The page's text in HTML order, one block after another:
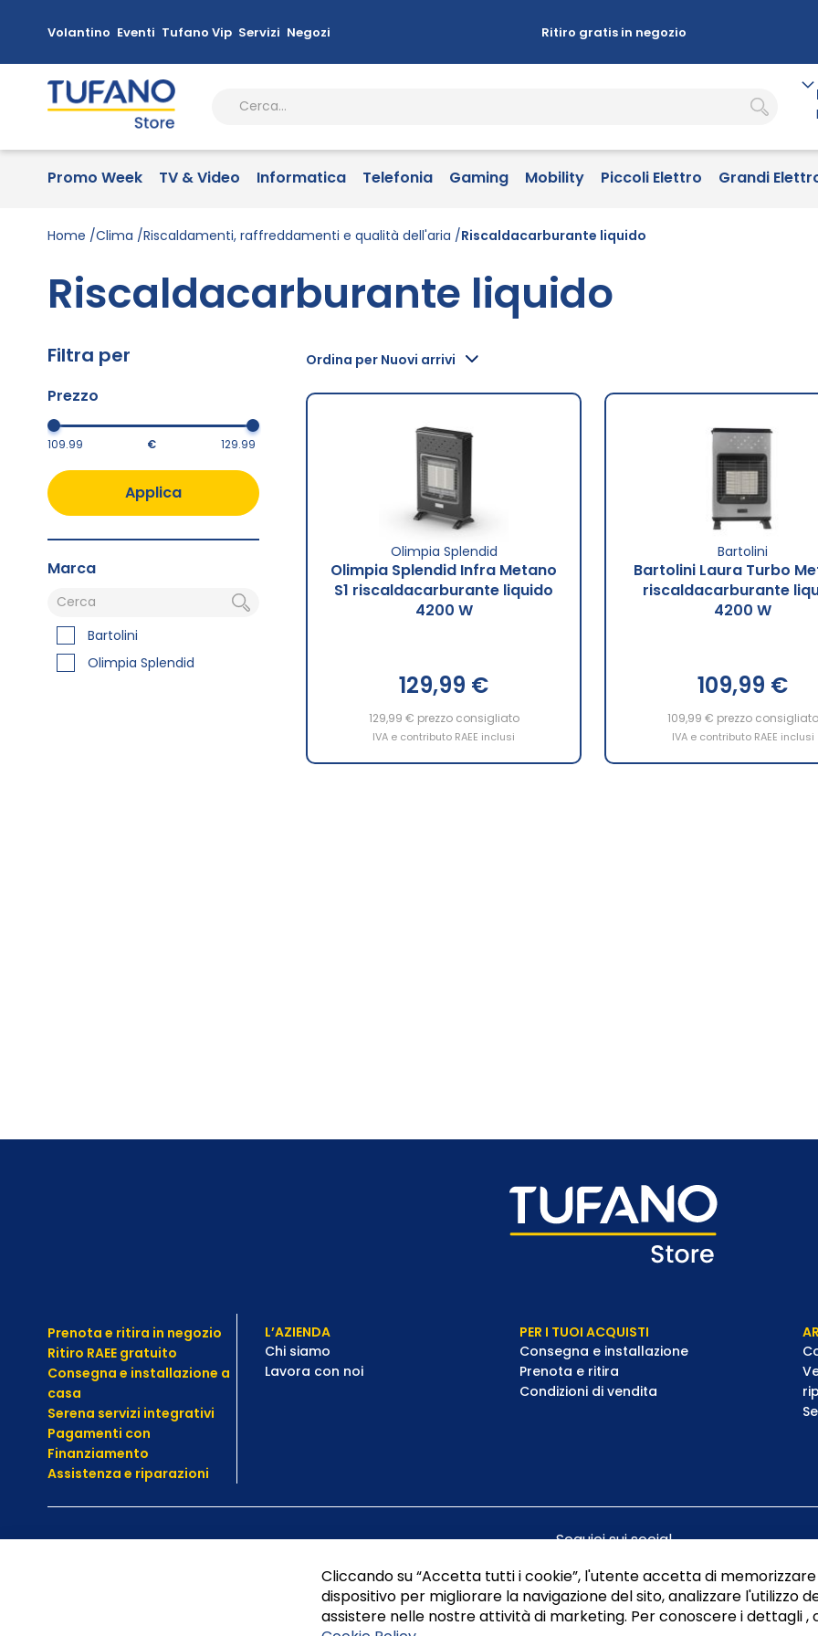
Volantino Eventi Tufano Vip Servizi Negozi Ritiro gratis in negozio
Promo Week TV & Video Informatica Telefonia Gaming Mobility Piccoli Elettro Grandi
Home Clima Riscaldamenti, raffreddamenti e qualità dell'aria Riscaldacarburante liquido
Riscaldacarburante liquido
Ordina per Nuovi arrivi
Olimpia Splendid
Olimpia Splendid Infra Metano
S1 riscaldacarburante liquido
4200 W
129,99 €
129,99 € prezzo consigliato
IVA e contributo RAEE inclusi
Bartolini
Bartolini Laura Turbo
riscaldacarburante
4200 W
109,99 €
109,99 € prezzo consigliato
IVA e contributo RAEE inclusi
Filtra per
Prezzo
€
Applica
Marca
Bartolini
Olimpia Splendid
Prenota e ritira in negozio
Ritiro RAEE gratuito
Consegna e installazione a
casa
Serena servizi integrativi
Pagamenti con
Finanziamento
Assistenza e riparazioni
L’AZIENDA
Chi siamo
Lavora con noi
PER I TUOI ACQUISTI
Consegna e installazione
Prenota e ritira
Condizioni di vendita
Seguici sui social
Cliccando su “Accetta tutti i cookie”, l'utente accetta di memorizzare
dispositivo per migliorare la navigazione del sito, analizzare l'utilizzo
assistere nelle nostre attività di marketing. Per conoscere i dettagli ,